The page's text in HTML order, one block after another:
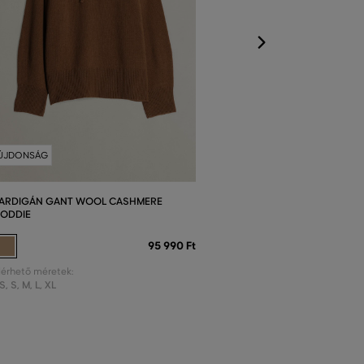
GANT WOOL CASHMERE
95 990 Ft
méretek:
S M L XL